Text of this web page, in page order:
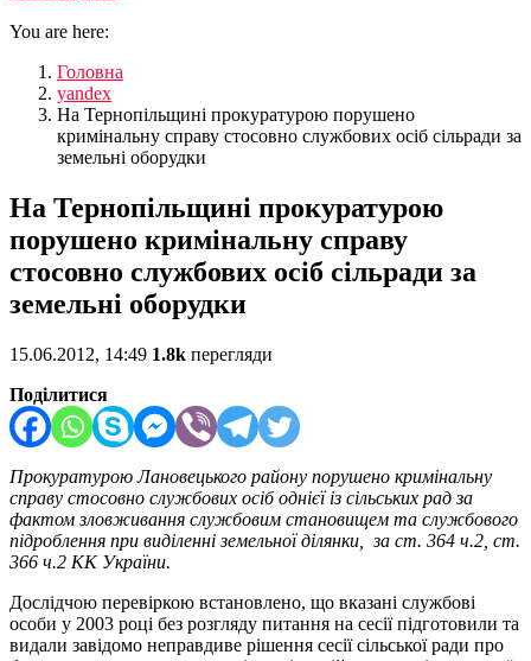
You are here:
Головна
yandex
На Тернопільщині прокуратурою порушено
кримінальну справу стосовно службових осіб сільради за
земельні оборудки
На Тернопільщині прокуратурою
порушено кримінальну справу
стосовно службових осіб сільради за
земельні оборудки
15.06.2012, 14:49 1.8k перегляди
Поділитися
Прокуратурою Лановецького району порушено кримінальну
справу стосовно службових осіб однієї із сільських рад за
фактом зловживання службовим становищем та службового
підроблення при виділенні земельної ділянки, за ст. 364 ч.2, ст.
366 ч.2 КК України.
Дослідчою перевіркою встановлено, що вказані службові
особи у 2003 році без розгляду питання на сесії підготовили та
видали завідомо неправдиве рішення сесії сільської ради про